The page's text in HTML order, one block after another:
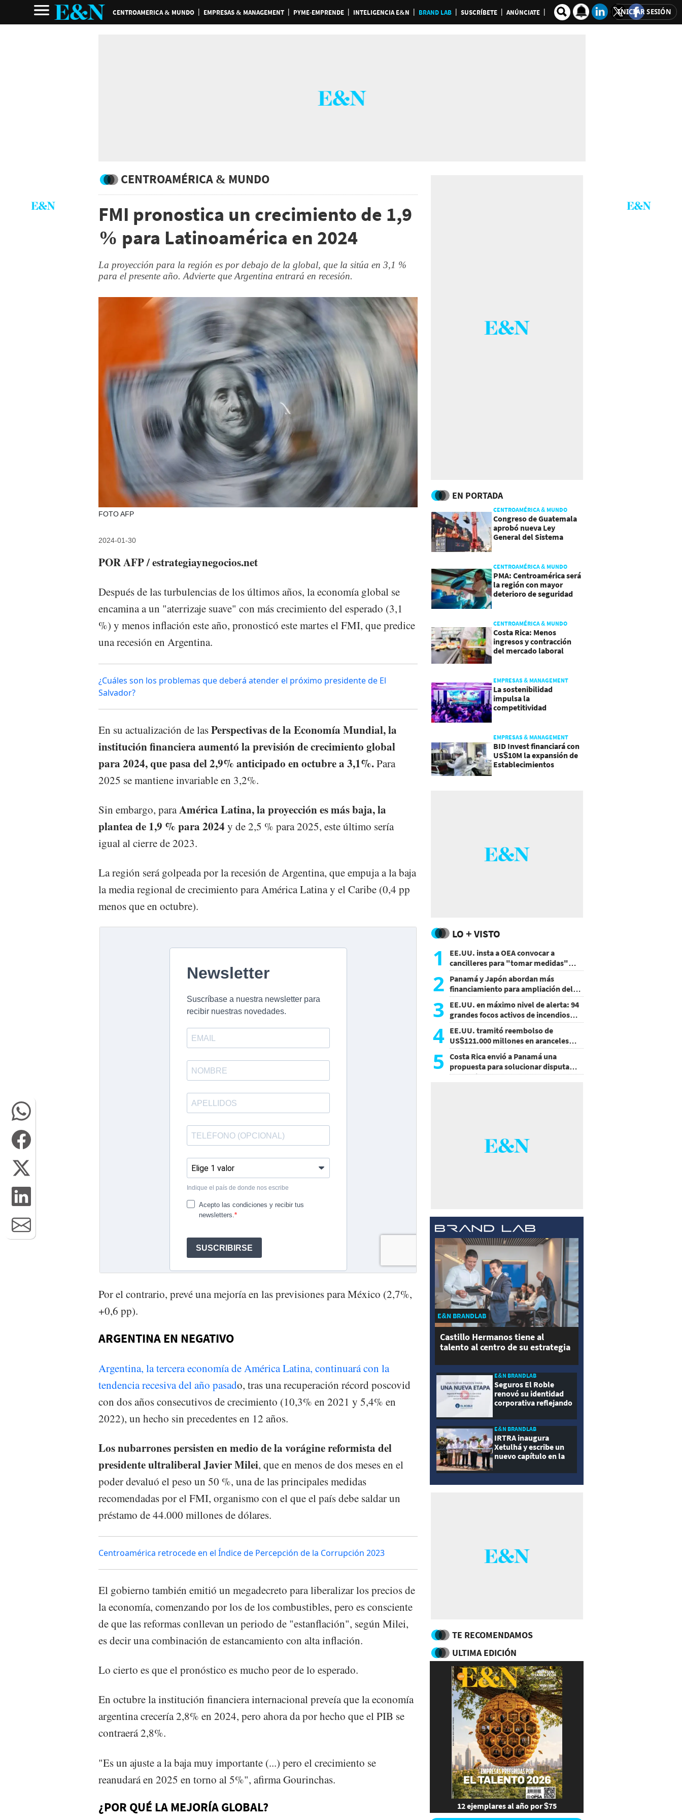
CENTROAMERICA & MUNDO EMPRESAS & MANAGEMENT PYME-EMPRENDE INTELIGENCIA E&N BRAND LAB SUSCRÍBETE ANÚNCIATE INICIAR SESIÓN
CENTROAMÉRICA & MUNDO
FMI pronostica un crecimiento de 1,9
% para Latinoamérica en 2024
La proyección para la región es por debajo de la global, que la sitúa en 3,1 %
para el presente año. Advierte que Argentina entrará en recesión.
FOTO AFP
2024-01-30
POR AFP / estrategiaynegocios.net
Después de las turbulencias de los últimos años, la economía global se
encamina a un "aterrizaje suave" con más crecimiento del esperado (3,1
%) y menos inflación este año, pronosticó este martes el FMI, que predice
una recesión en Argentina.
¿Cuáles son los problemas que deberá atender el próximo presidente de El
Salvador?
En su actualización de lasPerspectivas de la Economía Mundial, la
institución financiera aumentó la previsión de crecimiento global
para 2024, que pasa del 2,9% anticipado en octubre a 3,1%.Para
2025 se mantiene invariable en 3,2%.
Sin embargo, paraAmérica Latina, la proyección es más baja, la
plantea de 1,9 % para 2024 y de 2,5 % para 2025, este último sería
igual al cierre de 2023.
La región será golpeada por la recesión de Argentina, que empuja a la baja
la media regional de crecimiento para América Latina y el Caribe (0,4 pp
menos que en octubre).
Por el contrario, prevé una mejoría en las previsiones para México (2,7%,
+0,6 pp).
ARGENTINA EN NEGATIVO
Argentina, la tercera economía de América Latina, continuará con la
tendencia recesiva del año pasado, tras una recuperación récord poscovid
con dos años consecutivos de crecimiento (10,3% en 2021 y 5,4% en
2022), un hecho sin precedentes en 12 años.
Los nubarrones persisten en medio de la vorágine reformista del
presidente ultraliberal Javier Milei, que en menos de dos meses en el
poder devaluó el peso un 50 %, una de las principales medidas
recomendadas por el FMI, organismo con el que el país debe saldar un
préstamo de 44.000 millones de dólares.
Centroamérica retrocede en el Índice de Percepción de la Corrupción 2023
El gobierno también emitió un megadecreto para liberalizar los precios de
la economía, comenzando por los de los combustibles, pero es consciente
de que las reformas conllevan un periodo de "estanflación", según Milei,
es decir una combinación de estancamiento con alta inflación.
Lo cierto es que el pronóstico es mucho peor de lo esperado.
En octubre la institución financiera internacional preveía que la economía
argentina crecería 2,8% en 2024, pero ahora da por hecho que el PIB se
contraerá 2,8%.
"Es un ajuste a la baja muy importante (...) pero el crecimiento se
reanudará en 2025 en torno al 5%", afirma Gourinchas.
¿POR QUÉ LA MEJORÍA GLOBAL?
EN PORTADA
CENTROAMÉRICA & MUNDO
Congreso de Guatemala
aprobó nueva Ley
General del Sistema
CENTROAMÉRICA & MUNDO
PMA: Centroamérica será
la región con mayor
deterioro de seguridad
CENTROAMÉRICA & MUNDO
Costa Rica: Menos
ingresos y contracción
del mercado laboral
EMPRESAS & MANAGEMENT
La sostenibilidad
impulsa la
competitividad
EMPRESAS & MANAGEMENT
BID Invest financiará con
US$10M la expansión de
Establecimientos
LO + VISTO
1
EE.UU. insta a OEA convocar a
cancilleres para "tomar medidas"
sobre Nicaragua
2 Panamá y Japón abordan más
financiamiento para ampliación del
metro
3 EE.UU. en máximo nivel de alerta: 94
grandes focos activos de incendios
forestales
4 EE.UU. tramitó reembolso de
US$121.000 millones en aranceles
anulados
5
Costa Rica envió a Panamá una
propuesta para solucionar disputa
comercial
E&N BRANDLAB
Castillo Hermanos tiene al
talento al centro de su estrategia
E&N BRANDLAB
Seguros El Roble
renovó su identidad
corporativa reflejando
modernidad
E&N BRANDLAB
IRTRA inaugura
Xetulhá y escribe un
nuevo capítulo en la
recreación de
Guatemala
TE RECOMENDAMOS
ULTIMA EDICIÓN
12 ejemplares al año por $75